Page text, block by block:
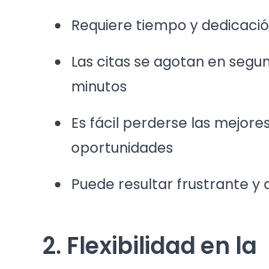
Requiere tiempo y
Las citas se agotan en
minutos
Es fácil perderse las mejores
oportunidades
Puede resultar frustrante y
2. Flexibilidad en la